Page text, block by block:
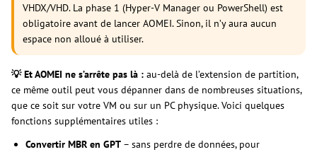
VHDX/VHD. La phase 1 (Hyper-V Manager ou PowerShell) est
obligatoire avant de lancer AOMEI. Sinon, il n’y aura aucun
espace non alloué à utiliser.
💡 Et AOMEI ne s’arrête pas là : au-delà de l’extension de partition,
ce même outil peut vous dépanner dans de nombreuses situations,
que ce soit sur votre VM ou sur un PC physique. Voici quelques
fonctions supplémentaires utiles :
Convertir MBR en GPT – sans perdre de données, pour